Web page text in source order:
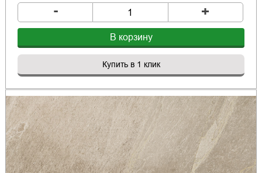
- +
В корзину
Купить в 1 клик